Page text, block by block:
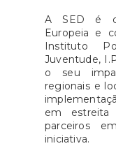
A SED é
Europeia e
Instituto
Juventude,
o seu
regionais e
em estreita
parceiros
iniciativa.